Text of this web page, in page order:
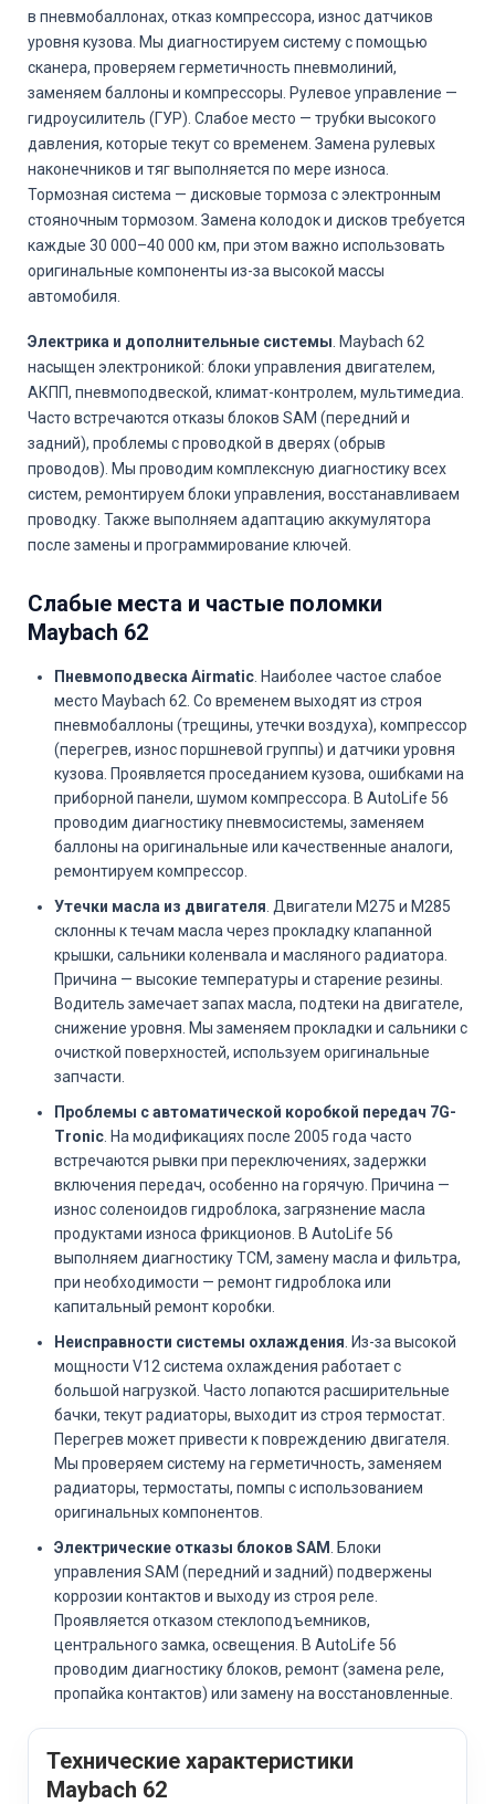
в пневмобаллонах, отказ компрессора, износ датчиков
уровня кузова. Мы диагностируем систему с помощью
сканера, проверяем герметичность пневмолиний,
заменяем баллоны и компрессоры. Рулевое управление —
гидроусилитель (ГУР). Слабое место — трубки высокого
давления, которые текут со временем. Замена рулевых
наконечников и тяг выполняется по мере износа.
Тормозная система — дисковые тормоза с электронным
стояночным тормозом. Замена колодок и дисков требуется
каждые 30 000–40 000 км, при этом важно использовать
оригинальные компоненты из-за высокой массы
автомобиля.
Электрика и дополнительные системы . Maybach 62
насыщен электроникой: блоки управления двигателем,
АКПП, пневмоподвеской, климат-контролем, мультимедиа.
Часто встречаются отказы блоков SAM (передний и
задний), проблемы с проводкой в дверях (обрыв
проводов). Мы проводим комплексную диагностику всех
систем, ремонтируем блоки управления, восстанавливаем
проводку. Также выполняем адаптацию аккумулятора
после замены и программирование ключей.
Слабые места и частые поломки
Maybach 62
Пневмоподвеска Airmatic . Наиболее частое слабое
место Maybach 62. Со временем выходят из строя
пневмобаллоны (трещины, утечки воздуха), компрессор
(перегрев, износ поршневой группы) и датчики уровня
кузова. Проявляется проседанием кузова, ошибками на
приборной панели, шумом компрессора. В AutoLife 56
проводим диагностику пневмосистемы, заменяем
баллоны на оригинальные или качественные аналоги,
ремонтируем компрессор.
Утечки масла из двигателя . Двигатели M275 и M285
склонны к течам масла через прокладку клапанной
крышки, сальники коленвала и масляного радиатора.
Причина — высокие температуры и старение резины.
Водитель замечает запах масла, подтеки на двигателе,
снижение уровня. Мы заменяем прокладки и сальники с
очисткой поверхностей, используем оригинальные
запчасти.
Проблемы с автоматической коробкой передач 7G-
Tronic . На модификациях после 2005 года часто
встречаются рывки при переключениях, задержки
включения передач, особенно на горячую. Причина —
износ соленоидов гидроблока, загрязнение масла
продуктами износа фрикционов. В AutoLife 56
выполняем диагностику TCM, замену масла и фильтра,
при необходимости — ремонт гидроблока или
капитальный ремонт коробки.
Неисправности системы охлаждения . Из-за высокой
мощности V12 система охлаждения работает с
большой нагрузкой. Часто лопаются расширительные
бачки, текут радиаторы, выходит из строя термостат.
Перегрев может привести к повреждению двигателя.
Мы проверяем систему на герметичность, заменяем
радиаторы, термостаты, помпы с использованием
оригинальных компонентов.
Электрические отказы блоков SAM
. Блоки
управления SAM (передний и задний) подвержены
коррозии контактов и выходу из строя реле.
Проявляется отказом стеклоподъемников,
центрального замка, освещения. В AutoLife 56
проводим диагностику блоков, ремонт (замена реле,
пропайка контактов) или замену на восстановленные.
Технические характеристики
Maybach 62